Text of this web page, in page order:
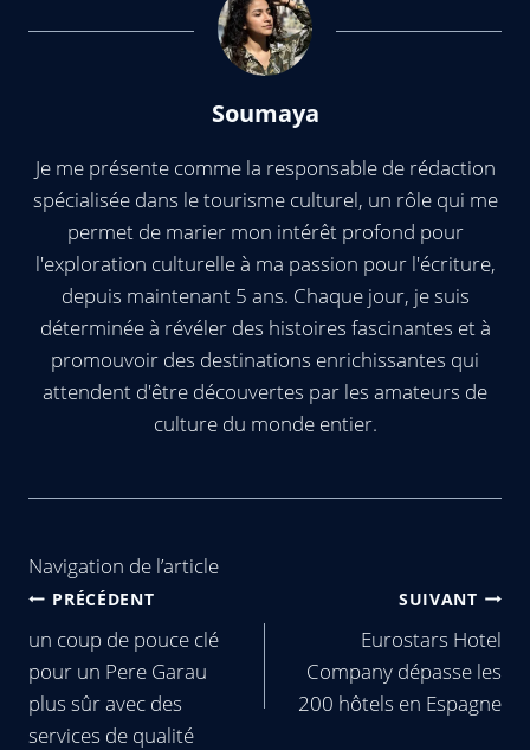
Soumaya
Je me présente comme la responsable de rédaction
spécialisée dans le tourisme culturel, un rôle qui me
permet de marier mon intérêt profond pour
l'exploration culturelle à ma passion pour l'écriture,
depuis maintenant 5 ans. Chaque jour, je suis
déterminée à révéler des histoires fascinantes et à
promouvoir des destinations enrichissantes qui
attendent d'être découvertes par les amateurs de
culture du monde entier.
Navigation de l’article
PRÉCÉDENT
un coup de pouce clé
pour un Pere Garau
plus sûr avec des
services de qualité
SUIVANT
Eurostars Hotel
Company dépasse les
200 hôtels en Espagne